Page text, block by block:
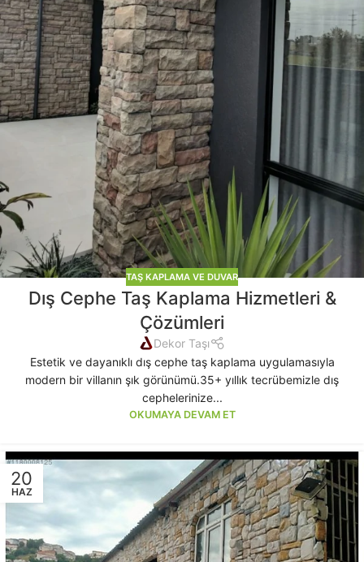
TAŞ KAPLAMA VE DUVAR
Dış Cephe Taş Kaplama Hizmetleri &
Çözümleri
Dekor Taşı
Estetik ve dayanıklı dış cephe taş kaplama uygulamasıyla
modern bir villanın şık görünümü.35+ yıllık tecrübemizle dış
cephelerinize...
OKUMAYA DEVAM ET
20
HAZ